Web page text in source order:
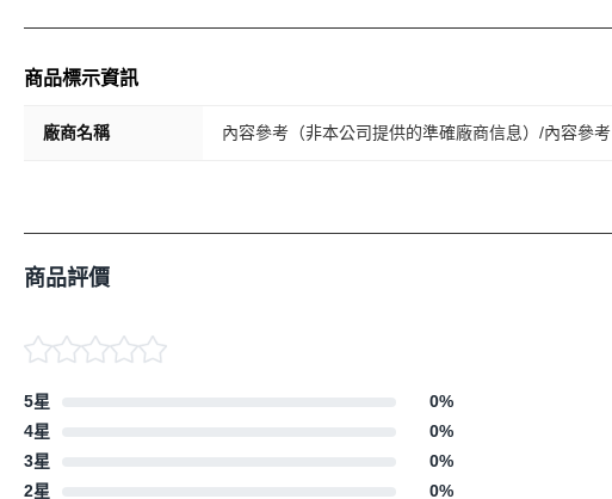
商品標示資訊
廠商名稱 內容參考（非本公司提供的準確廠商信息）/內容參考
商品評價
5星 0%
4星
0%
3星
0%
2星
0%